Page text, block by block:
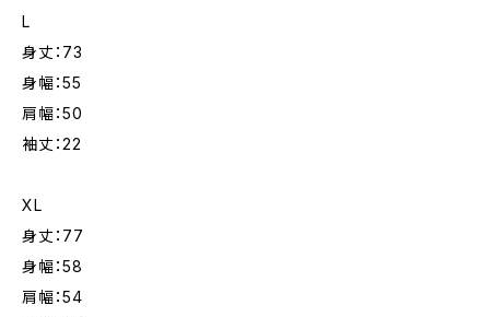
L
身丈：73
身幅：55
肩幅：50
袖丈：22
XL
身丈：77
身幅：58
肩幅：54